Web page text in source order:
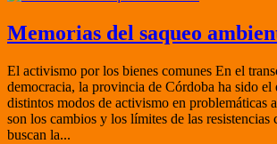
Memorias del saqueo
El activismo por los bienes comunes En el
democracia, la provincia de Córdoba ha sido el
distintos modos de activismo en problemáticas
son los cambios y los límites de las resistencias
buscan la...